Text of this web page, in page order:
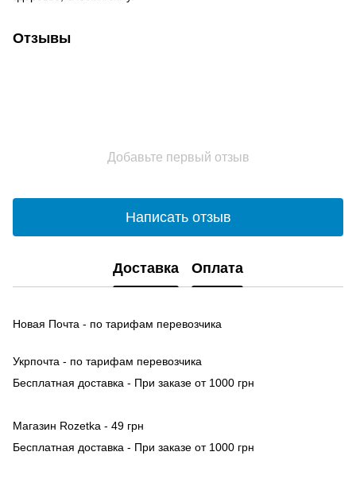
Отзывы
Добавьте первый отзыв
Написать отзыв
Доставка Оплата
Новая Почта - по тарифам перевозчика
Укрпочта - по тарифам перевозчика
Бесплатная доставка - При заказе от 1000 грн
Магазин Rozetka - 49 грн
Бесплатная доставка - При заказе от 1000 грн